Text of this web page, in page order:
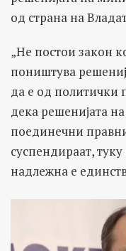
од страна на
„Не постои закон
поништува
да е од политички
дека решенијата
поединечни
суспендираат,
надлежна е